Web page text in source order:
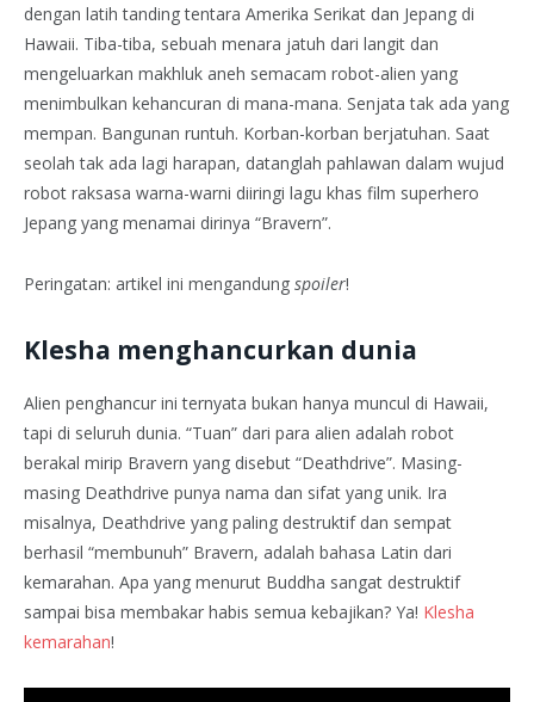
dengan latih tanding tentara Amerika Serikat dan Jepang di
Hawaii. Tiba-tiba, sebuah menara jatuh dari langit dan
mengeluarkan makhluk aneh semacam robot-alien yang
menimbulkan kehancuran di mana-mana. Senjata tak ada yang
mempan. Bangunan runtuh. Korban-korban berjatuhan. Saat
seolah tak ada lagi harapan, datanglah pahlawan dalam wujud
robot raksasa warna-warni diiringi lagu khas film superhero
Jepang yang menamai dirinya “Bravern”.
Peringatan: artikel ini mengandung spoiler!
Klesha menghancurkan dunia
Alien penghancur ini ternyata bukan hanya muncul di Hawaii,
tapi di seluruh dunia. “Tuan” dari para alien adalah robot
berakal mirip Bravern yang disebut “Deathdrive”. Masing-
masing Deathdrive punya nama dan sifat yang unik. Ira
misalnya, Deathdrive yang paling destruktif dan sempat
berhasil “membunuh” Bravern, adalah bahasa Latin dari
kemarahan. Apa yang menurut Buddha sangat destruktif
sampai bisa membakar habis semua kebajikan? Ya! Klesha
kemarahan!